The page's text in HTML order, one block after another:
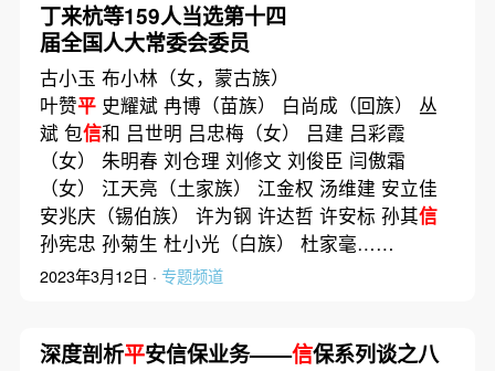
丁来杭等159人当选第十四
届全国人大常委会委员
古小玉 布小林（女，蒙古族）
叶赞平史耀斌 冉博（苗族） 白尚成（回族） 丛
斌 包信和 吕世明 吕忠梅（女） 吕建 吕彩霞
（女） 朱明春 刘仓理 刘修文 刘俊臣 闫傲霜
（女） 江天亮（土家族） 江金权 汤维建 安立佳
安兆庆（锡伯族） 许为钢 许达哲 许安标 孙其信
孙宪忠 孙菊生 杜小光（白族） 杜家毫……
2023年3月12日 · 专题频道
深度剖析平安信保业务——信保系列谈之八